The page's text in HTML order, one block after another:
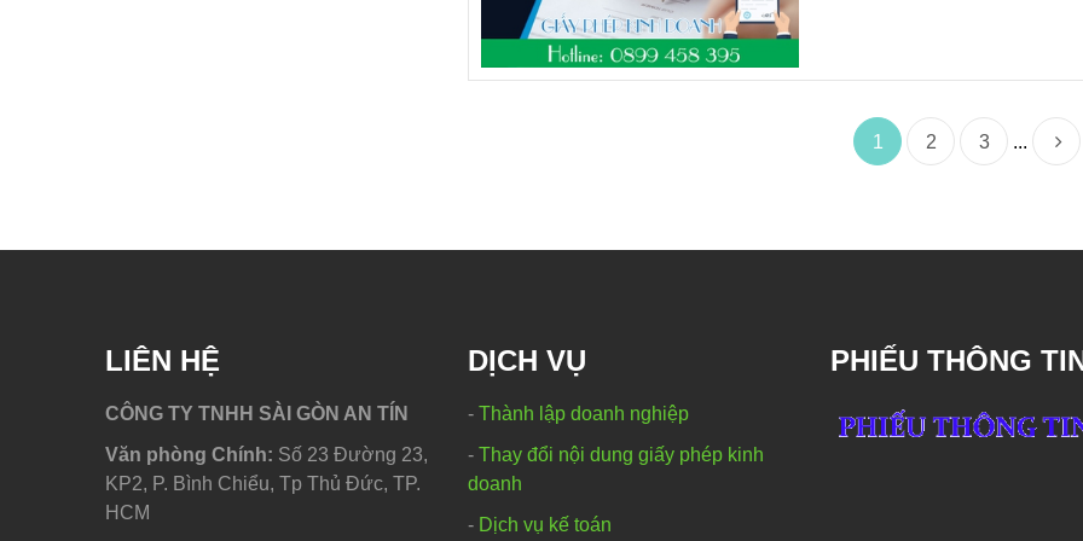
1 2 3 ...
LIÊN HỆ
CÔNG TY TNHH SÀI GÒN AN TÍN
Văn phòng Chính: Số 23 Đường 23,
KP2, P. Bình Chiểu, Tp Thủ Đức, TP.
HCM
DỊCH VỤ
- Thành lập doanh nghiệp
- Thay đổi nội dung giấy phép kinh
doanh
- Dịch vụ kế toán
PHIẾU THÔNG